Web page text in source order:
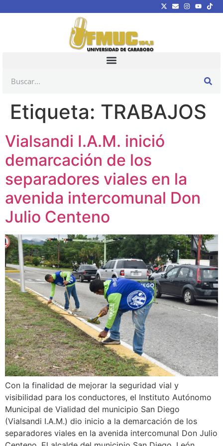
Etiqueta: TRABAJOS
Vialsandi I.A.M. inició
demarcación de los
separadores viales en la
avenida intercomunal Don
Julio Centeno
Con la finalidad de mejorar la seguridad vial y
visibilidad para los conductores, el Instituto Autónomo
Municipal de Vialidad del municipio San Diego
(Vialsandi I.A.M.) dio inicio a la demarcación de los
separadores viales en la avenida intercomunal Don Julio